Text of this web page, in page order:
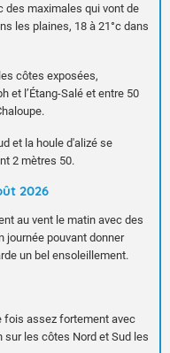
des maximales qui vont de
les plaines, 18 à 21°c dans
côtes exposées,
et l’Étang-Salé et entre 50
et la houle d'alizé se
2 mètres 50.
2026
au vent le matin avec des
journée pouvant donner
un bel ensoleillement.
fois assez fortement avec
les côtes Nord et Sud les